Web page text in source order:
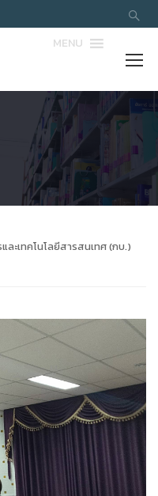
MENU
ะเทคโนโลยีสารสนเทศ (กบ.)